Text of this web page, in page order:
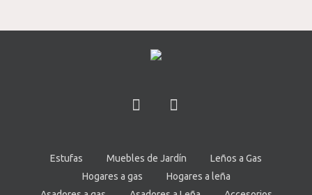
Estufas Muebles de Jardín
Leños a Gas
Hogares a gas
Hogares a leña